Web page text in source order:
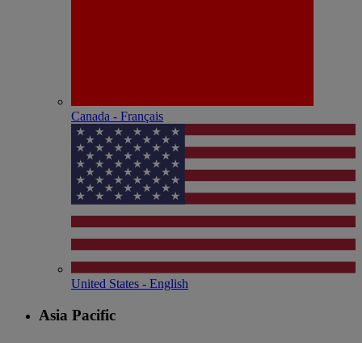
Canada - Français
United States - English
Asia Pacific